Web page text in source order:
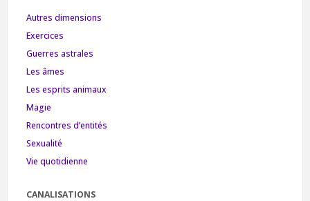
Autres dimensions
Exercices
Guerres astrales
Les âmes
Les esprits animaux
Magie
Rencontres d’entités
Sexualité
Vie quotidienne
CANALISATIONS